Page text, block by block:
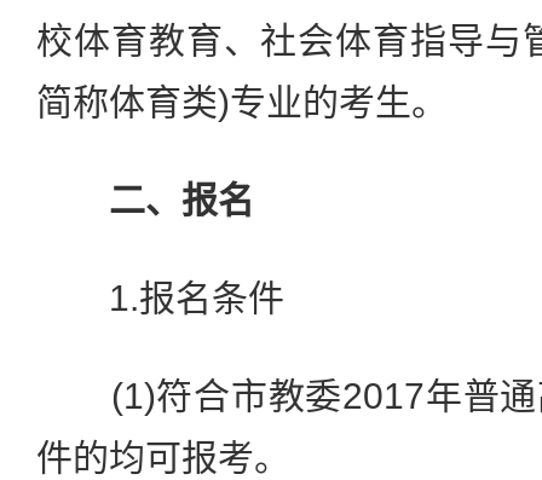
校体育教育、社会体育指导与
简称体育类)专业的考生。
二、报名
1.报名条件
(1)符合市教委2017年普通
件的均可报考。